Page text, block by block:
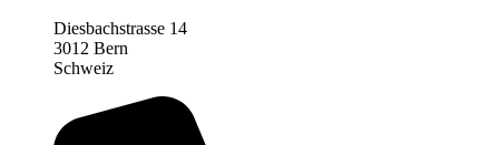
Diesbachstrasse 14
3012 Bern
Schweiz